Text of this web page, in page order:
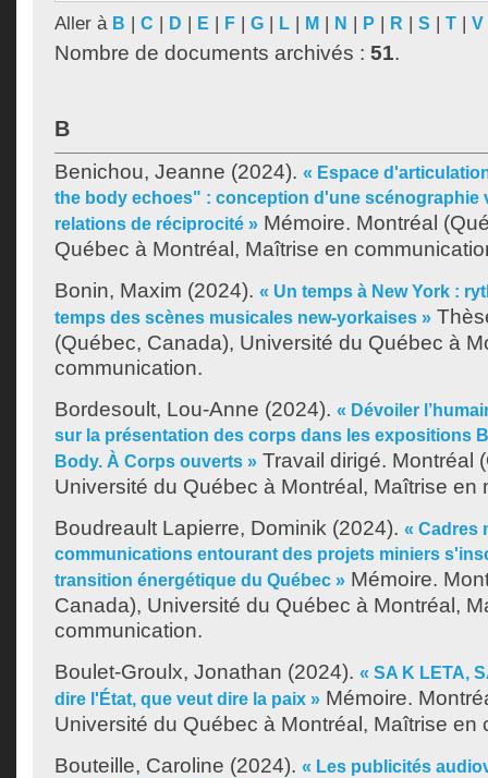
Aller à B | C | D | E | F | G | L | M | N | P | R | S | T | V
Nombre de documents archivés : 51.
B
Benichou, Jeanne (2024). « Espace
the body echoes" : conception d'une scénographie
relations de réciprocité » Mémoire. Montréal
Québec à Montréal, Maîtrise en
Bonin, Maxim (2024). « Un temps à New York :
temps des scènes musicales new-yorkaises »
(Québec, Canada), Université du Québec à
communication.
Bordesoult, Lou-Anne (2024). « Dévoiler
sur la présentation des corps dans les expositions
Body. À Corps ouverts » Travail dirigé. Montréal
Université du Québec à Montréal, Maîtrise en
Boudreault Lapierre, Dominik (2024). « Cadres
communications entourant des projets miniers
transition énergétique du Québec » Mémoire.
Canada), Université du Québec à Montréal,
communication.
Boulet-Groulx, Jonathan (2024). « SA K LETA,
dire l'État, que veut dire la paix » Mémoire.
Université du Québec à Montréal, Maîtrise en
Bouteille, Caroline (2024). « Les publicités